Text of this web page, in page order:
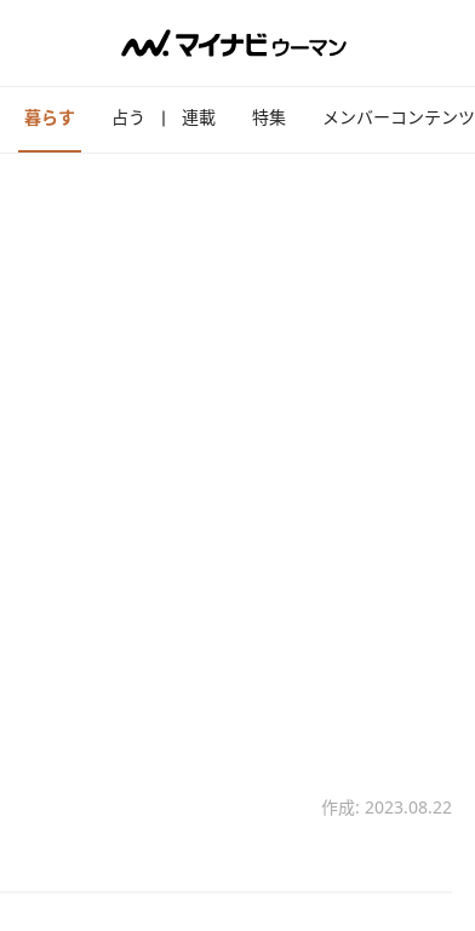
暮らす 占う 連載 特集 メンバーコンテンツ
作成: 2023.08.22